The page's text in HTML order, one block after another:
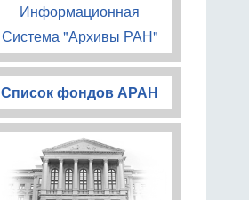
Информационная
Система "Архивы РАН"
Список фондов АРАН